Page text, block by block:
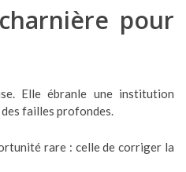
pour
Elle ébranle une institution
failles profondes.
rare : celle de corriger la